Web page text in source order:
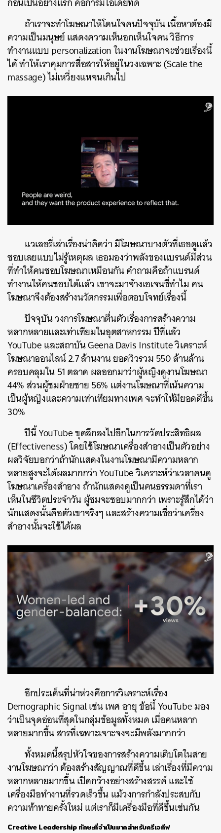
ถ้าเราจะทำโฆษณาให้โดนใจคนปัจจุบันเนื้อหาต้องมี
ความเป็นมนุษย์แสดงความเห็นอกเห็นใจคนวิธีการ
ทำงานแบบ personalizationในงานโฆษณาจะช่วยเรื่องนี้
ได้ทำให้เราคุมการสื่อสารให้อยู่ในวงเฉพาะ(Scale the
massage)ไม่เหวี่ยงแหจนเกินไป
แวเลอรี่เล่าเรื่องน่าคิดว่ามีโฆษณาบางตัวที่เธอดูแล้ว
ชอบเลยแบบไม่รู้เหตุผล เธอมองว่าพลังของแบรนด์มีส่วน
ที่ทำให้คนชอบโฆษณาเหมือนกันคำถามคือถ้าแบรนด์
ทำงานให้คนชอบได้แล้ว เขาจะมาจ้างเอเจนซี่ทำไมคน
โฆษณาจึงต้องสร้างนวัตกรรมเพื่อตอบโจทย์เรื่องนี้
ปัจจุบันวงการโฆษณาตื่นตัวเรื่องการสร้างความ
หลากหลายและเท่าเทียมในอุตสาหกรรมปีที่แล้ว
YouTubeและสถาบันGeena Davis Instituteวิเคราะห์
โฆษณาออนไลน์2.7ล้านงานยอดวิวรวม550ล้านล้าน
ครอบคลุมใน51ตลาด ผลออกมาว่าผู้หญิงดูงานโฆษณา
44%ส่วนผู้ชมฝ่ายชาย56% แต่งานโฆษณาที่เน้นความ
เป็นผู้หญิงและความเท่าเทียมทางเพศจะทำให้มียอดดีขึ้น
30%
ปีนี้YouTubeขุดลึกลงไปอีกในการวัดประสิทธิผล
(Effectiveness)โดยใช้โฆษณาเครื่องสำอางเป็นตัวอย่าง
ผลวิจัยบอกว่าถ้านักแสดงในงานโฆษณามีความหลาก
หลายสูงจะได้ผลมากกว่าYouTubeวิเคราะห์ว่าเวลาคนดู
โฆษณาเครื่องสำอาง ถ้านักแสดงดูเป็นคนธรรมดาที่เรา
เห็นในชีวิตประจำวันผู้ชมจะชอบมากกว่า เพราะรู้สึกได้ว่า
นักแสดงนั้นคือตัวเขาจริงๆและสร้างความเชื่อว่าเครื่อง
สำอางนั้นจะใช้ได้ผล
อีกประเด็นที่น่าห่วงคือการวิเคราะห์เรื่อง
Demographic Signalเช่นเพศอายุข้อนี้YouTubeมอง
ว่าเป็นจุดอ่อนที่สุดในกลุ่มข้อมูลทั้งหมดเมื่อคนหลาก
หลายมากขึ้นสารที่เฉพาะเจาะจงจะมีพลังมากกว่า
ทั้งหมดนี้สรุปหัวใจของการสร้างความเติบโตในสาย
งานโฆษณาว่าต้องสร้างสัญญาณที่ดีขึ้นเล่าเรื่องที่มีความ
หลากหลายมากขึ้นเปิดกว้างอย่างสร้างสรรค์และใช้
เครื่องมือทำงานที่รวดเร็วขึ้นแม้วงการกำลังประสบกับ
ความท้าทายครั้งใหม่แต่เราก็มีเครื่องมือที่ดีขึ้นเช่นกัน
Creative Leadership ทักษะที่จำเป็นมากสำหรับครีเอทีฟ